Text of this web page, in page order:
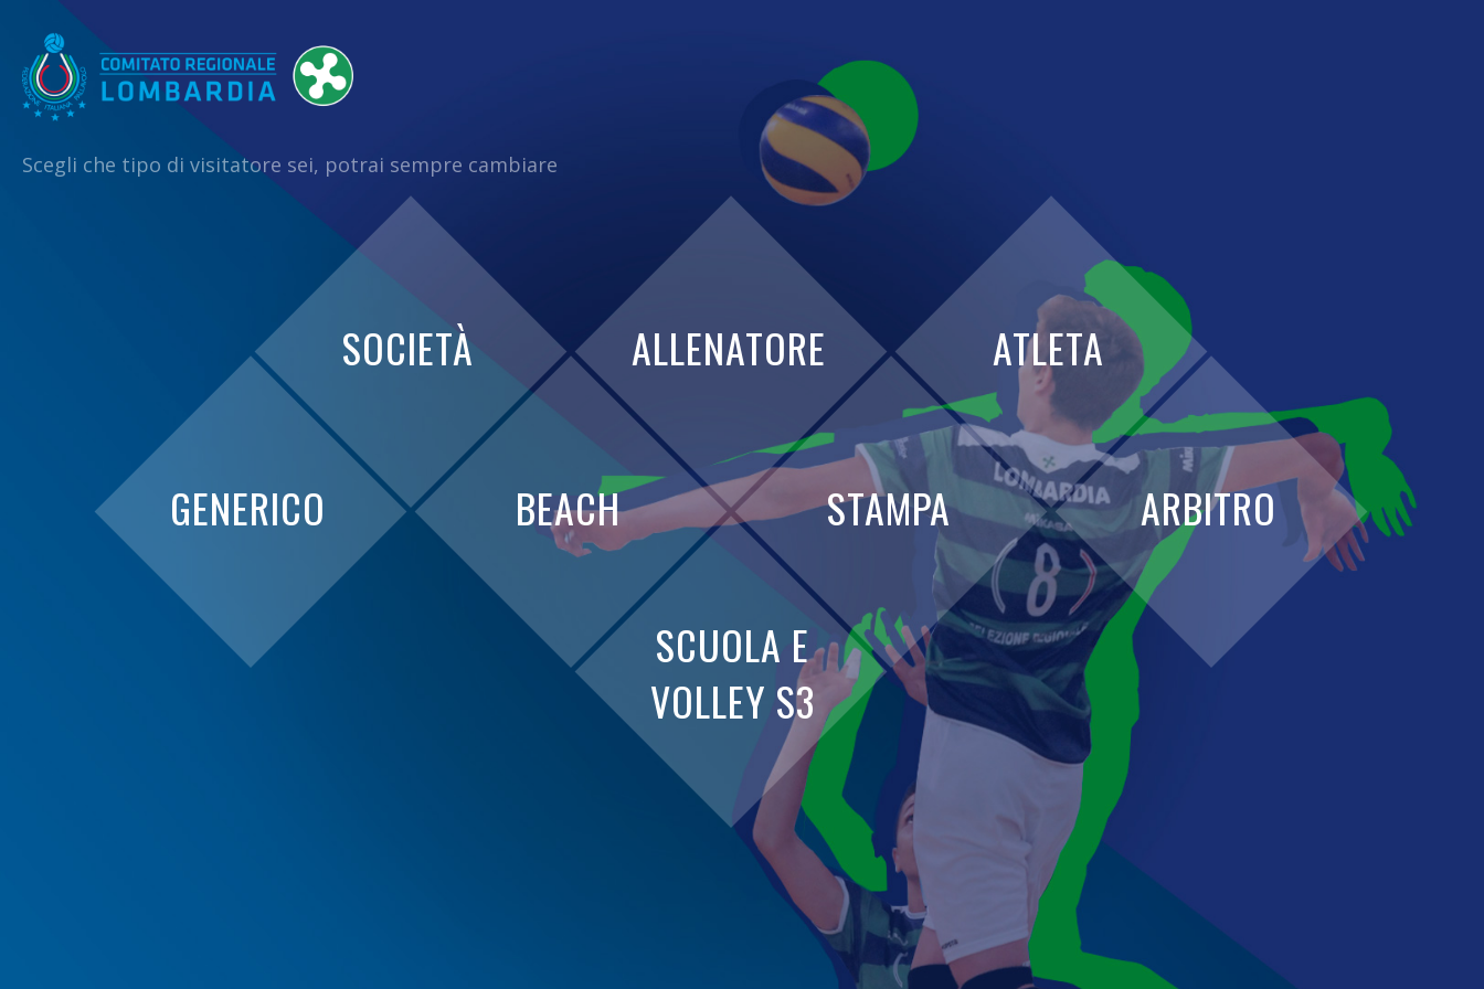
Scegli che tipo di visitatore sei, potrai sempre cambiare
GENERICO
ALLENATORE
SOCIETÀ
BEACH STAMPA ARBITRO
ATLETA
SCUOLA E
VOLLEY S3